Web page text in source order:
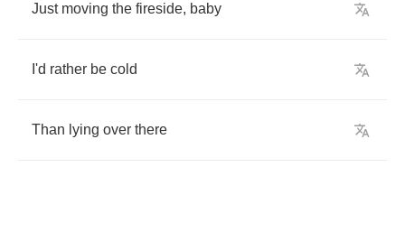
Just moving the fireside, baby
I'd rather be cold
Than lying over there